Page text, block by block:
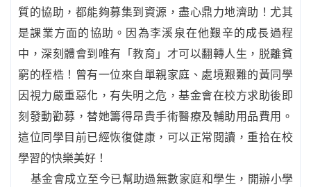
質的協助，都能夠募集到資源，盡心鼎力地濟助！尤其
是課業方面的協助。因為李溪泉在他艱辛的成長過程
中，深刻體會到唯有「教育」才可以翻轉人生，脱離貧
窮的桎梏！曾有一位來自單親家庭、處境艱難的黃同學
因視力嚴重惡化，有失明之危，基金會在校方求助後即
刻發動勸募，替她籌得昂貴手術醫療及輔助用品費用。
這位同學目前已經恢復健康，可以正常閱讀，重拾在校
學習的快樂美好！
基金會成立至今已幫助過無數家庭和學生，開辦小學